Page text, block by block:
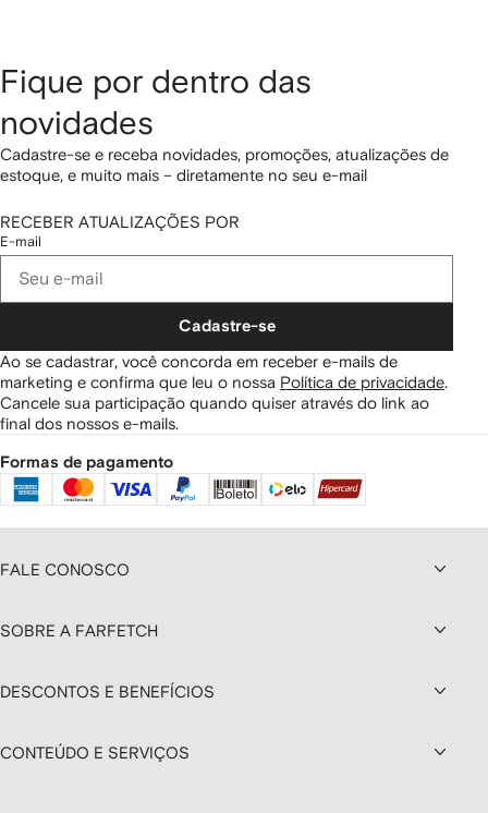
Fique por dentro das
novidades
Cadastre-se e receba novidades, promoções, atualizações de
estoque, e muito mais – diretamente no seu e-mail
RECEBER ATUALIZAÇÕES POR
E-mail
Cadastre-se
Ao se cadastrar, você concorda em receber e-mails de
marketing e confirma que leu o nossa Política de privacidade
Cancele sua participação quando quiser através do link ao
final dos nossos e-mails.
Formas de pagamento
FALE CONOSCO
SOBRE A FARFETCH
DESCONTOS E BENEFÍCIOS
CONTEÚDO E SERVIÇOS